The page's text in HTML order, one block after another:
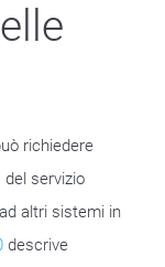
richiedere
del servizio
altri sistemi in
descrive